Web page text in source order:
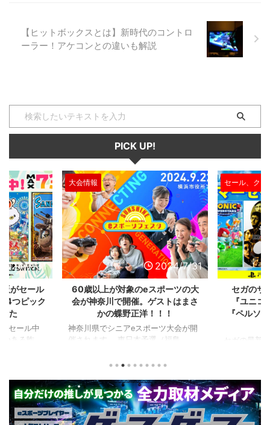
【ヒットボックスとは】新時代のコントロ
ーラー！アケコンとの違いも解説
PICK UP!
2024/7/31
がセール
4つピック
た
セール中
ある昨
ルを独自に
。（類似し
ゲーム、長
ム） 注目
大会情報
2024/7/31
60歳以上が対象のeスポーツの大
会が神奈川で開催。ゲストはまさ
かの蝶野正洋！！！
神奈川県でシニアeスポーツ大会が開
催されます。 東日本予選（福島
選（神奈川県）の優勝者3名が決勝大
仕様。ご当地キャラクターによる対戦
も見られるとのことなので、家族で楽
しめるイベントになっているようで
す。 ちなみに、ゲストのプロレスラ
セール、クー
セガのサ
『ユニ
『ペルソ
セガの最新
ファンから
や編成や育
クなどが話
売されたば